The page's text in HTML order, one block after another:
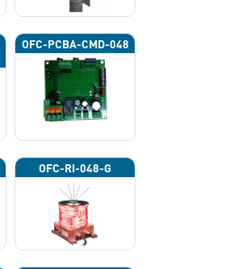
OFC-PCBA-CMD-048
OFC-RI-048-G